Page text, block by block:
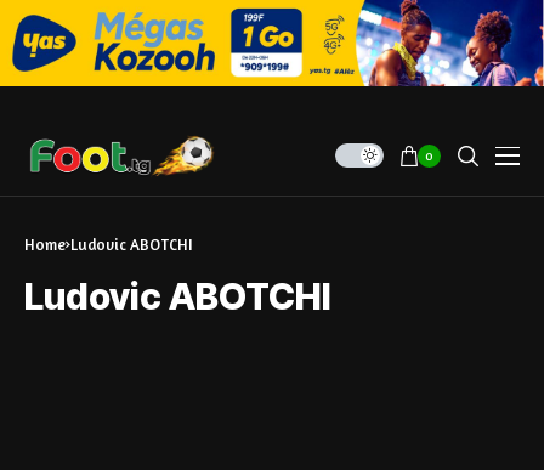
0
Home Ludovic ABOTCHI
Ludovic ABOTCHI